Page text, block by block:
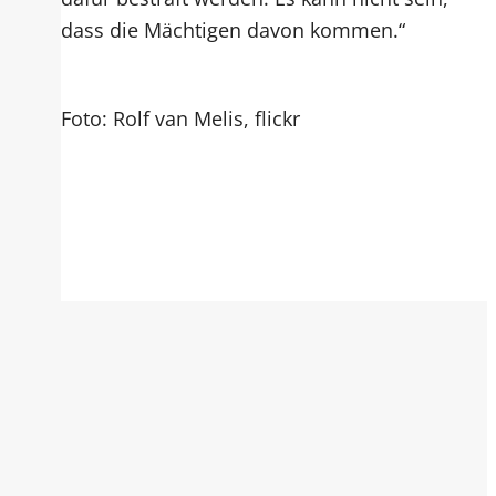
dass die Mächtigen davon kommen.“
Foto: Rolf van Melis, flickr